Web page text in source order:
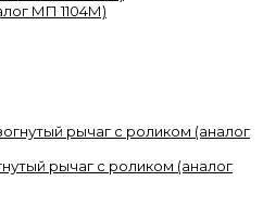
МП 1104М)
рычаг с роликом (аналог